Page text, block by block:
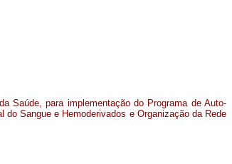
Saúde, para implementação do Programa de Auto-
Sangue e Hemoderivados e Organização da Rede